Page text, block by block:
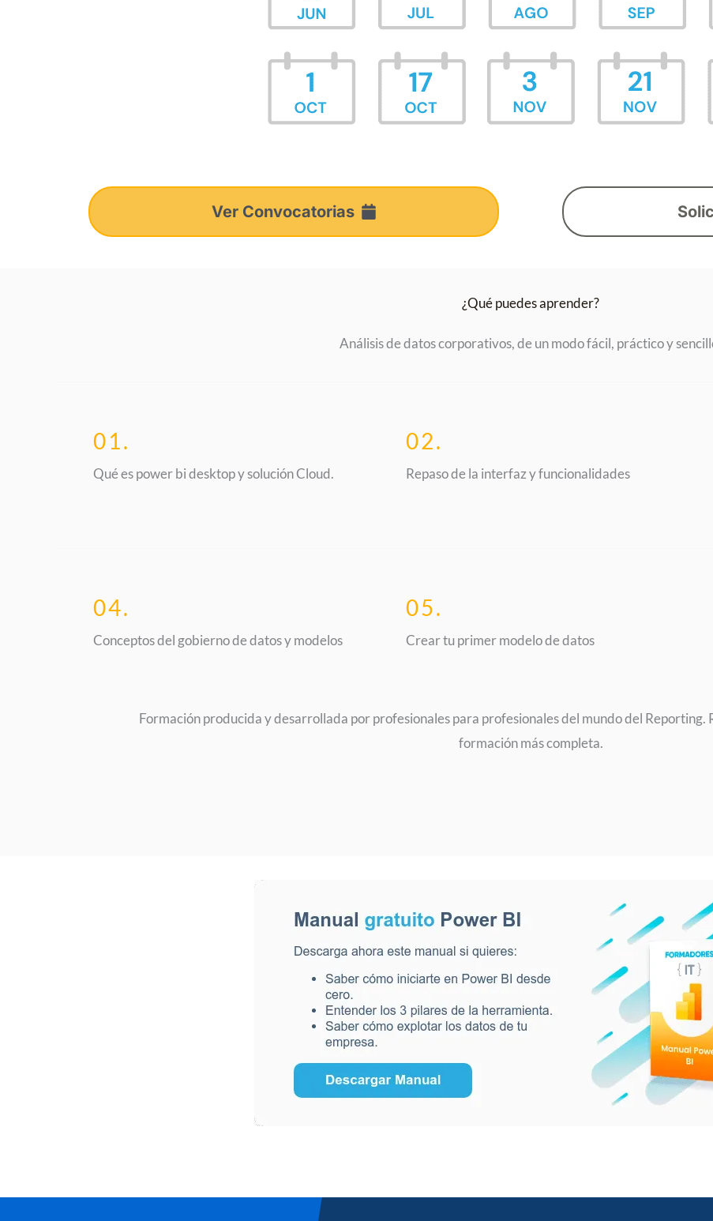
Ver Convocatorias
¿Qué puedes aprender?
Análisis de datos corporativos, de un modo fácil, práctico y
01.
Qué es power bi desktop y solución Cloud.
02.
Repaso de la interfaz y funcionalidades
04.
Conceptos del gobierno de datos y modelos
05.
Crear tu primer modelo de datos
Formación producida y desarrollada por profesionales para profesionales del mundo del Reporting.
formación más completa.